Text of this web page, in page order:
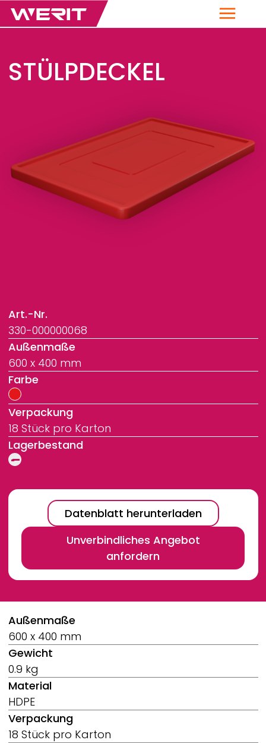
Menü
STÜLPDECKEL
Art.-Nr.
330-000000068
Außenmaße
600 x 400 mm
Farbe
Verpackung
18 Stück pro Karton
Lagerbestand
Datenblatt herunterladen
Unverbindliches Angebot
anfordern
Breadcrumb
Außenmaße
600 x 400 mm
Gewicht
0.9 kg
Material
HDPE
Verpackung
18 Stück pro Karton